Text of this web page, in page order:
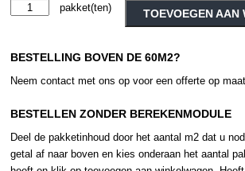
Moduleo
Oak
87245
TOEVOEGEN AAN
Alternative:
BESTELLING BOVEN DE 60M2?
Neem contact met ons op voor een offerte op
BESTELLEN ZONDER BEREKENMODULE
Deel de pakketinhoud door het aantal m2 dat u
getal af naar boven en kies onderaan het aantal